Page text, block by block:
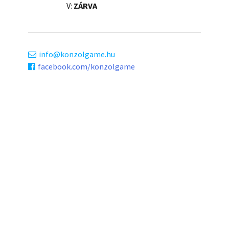
V: ZÁRVA
info
konzolgame.hu
facebook.com/konzolgame